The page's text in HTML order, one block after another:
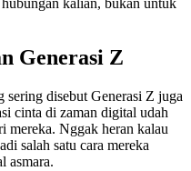
Generasi Z
sering disebut Generasi Z juga
cinta di zaman digital udah
mereka. Nggak heran kalau
salah satu cara mereka
asmara.